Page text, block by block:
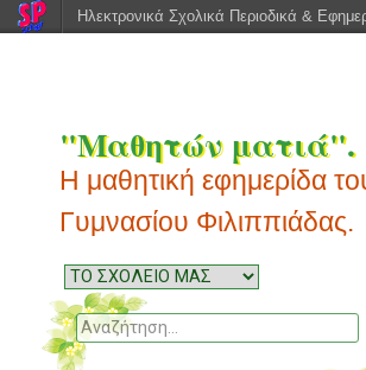
"Μαθητών ματιά".
Η μαθητική εφημερίδα
Γυμνασίου Φιλιππιάδας.
Μενού
Μεταπηδήστε
στο
περιεχόμενο
Αναζητηση
Ηλεκτρονικά Σχολικά Περιοδικά &